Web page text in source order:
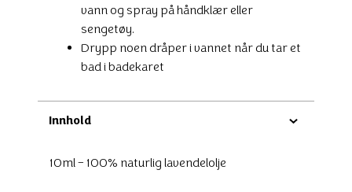
vann og spray på håndklær eller
sengetøy.
Drypp noen dråper i vannet når du tar et
bad i badekaret
Innhold
10ml – 100% naturlig lavendelolje